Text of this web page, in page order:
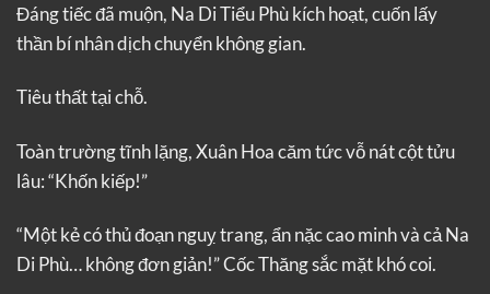
Đáng tiếc đã muộn, Na Di Tiểu Phù kích hoạt, cuốn lấy
thần bí nhân dịch chuyển không gian.
Tiêu thất tại chỗ.
Toàn trường tĩnh lặng, Xuân Hoa căm tức vỗ nát cột tửu
lâu: “Khốn kiếp!”
“Một kẻ có thủ đoạn nguỵ trang, ẩn nặc cao minh và cả Na
Di Phù… không đơn giản!” Cốc Thăng sắc mặt khó coi.